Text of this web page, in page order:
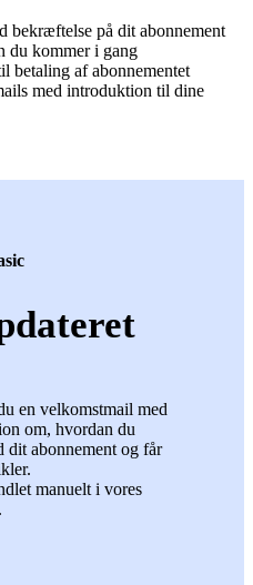
bekræftelse på dit abonnement
du kommer i gang
betaling af abonnementet
med introduktion til dine
en velkomstmail med
om, hvordan du
dit abonnement og får
manuelt i vores